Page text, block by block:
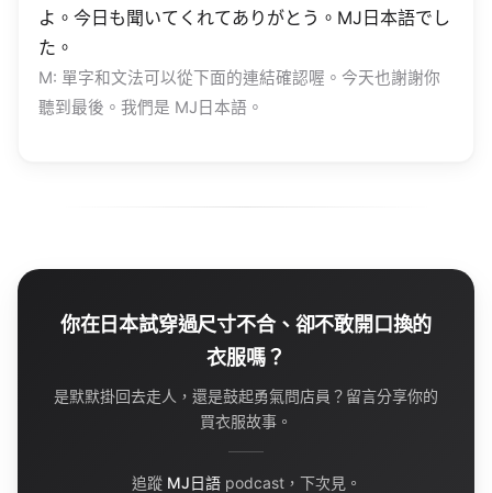
よ。今日も聞いてくれてありがとう。MJ日本語でし
た。
M: 單字和文法可以從下面的連結確認喔。今天也謝謝你
聽到最後。我們是 MJ日本語。
你在日本試穿過尺寸不合、卻不敢開口換的
衣服嗎？
是默默掛回去走人，還是鼓起勇氣問店員？留言分享你的
買衣服故事。
追蹤 MJ日語podcast，下次見。